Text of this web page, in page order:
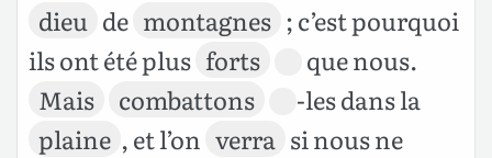
dieu de montagnes ; c’est pourquoi
ils ont été plus forts
que nous.
Mais
combattons
-les dans la
plaine , et l’on verra si nous ne